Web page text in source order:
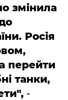
змінила
Росія
перейти
танки,
-